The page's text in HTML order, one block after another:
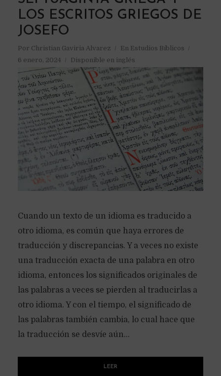
LOS ESCRITOS GRIEGOS DE
JOSEFO
Por Christian Gaviria Alvarez En Estudios Bíblicos
6 enero, 2024
Disponible en inglés
Cuando un texto de un idioma es traducido a
otro idioma, es común que haya errores de
traducción y discrepancias. Y a veces no existe
una traducción exacta de una palabra en otro
idioma, entonces los significados originales de
las palabras a veces se pierden al traducirlas a
otro idioma. Y con el tiempo, el significado de
las palabras también cambia, lo cual hace que
la traducción se desvíe aún...
LEER